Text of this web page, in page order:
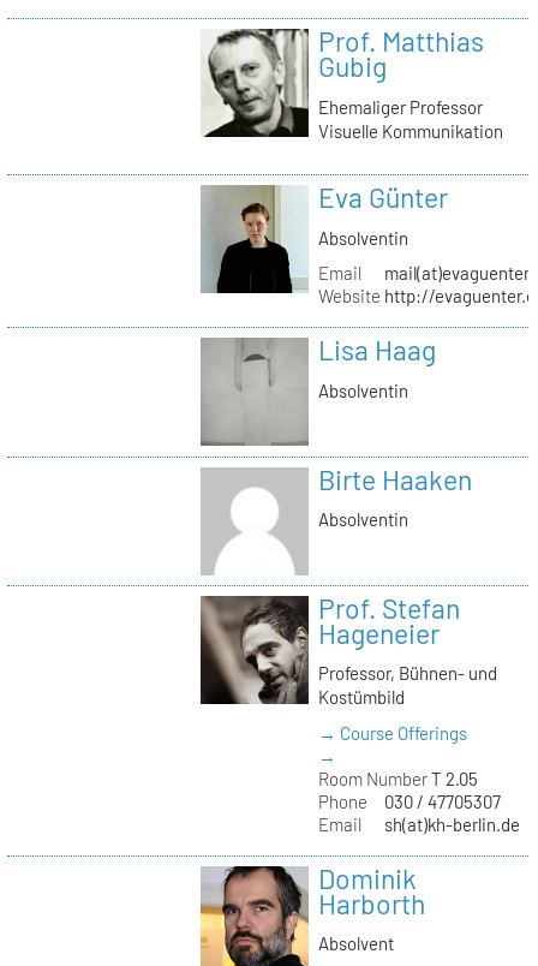
Prof. Matthias
Gubig
Ehemaliger Professor
Visuelle Kommunikation
Eva Günter
Absolventin
Email
Website http://
Lisa Haag
Absolventin
Birte Haaken
Absolventin
Prof. Stefan
Hageneier
Professor, Bühnen- und
Kostümbild
→ Course Offerings
→
Room NumberT 2.05
Phone
030 / 47705307
Email
sh(at)kh-berlin.de
Dominik
Harborth
Absolvent